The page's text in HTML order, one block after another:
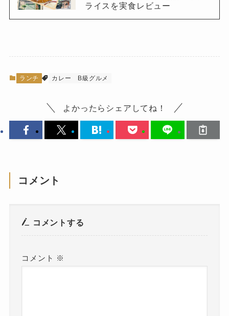
ライスを実食レビュー
ランチ カレー B級グルメ
よかったらシェアしてね！
コメント
コメントする
コメント ※